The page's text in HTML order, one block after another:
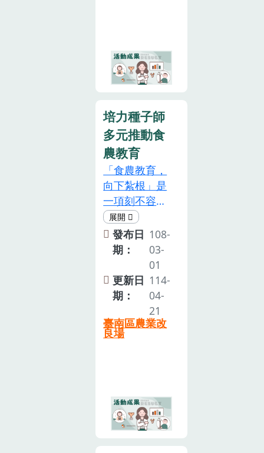
目標為核心推
動方針，亦即
全民共同實
飲食及支持國
產農產品，促
進在地經濟及
農業之發展！
培力種子師
多元推動食
農教育
「食農教育，
向下紮根」是
一項刻不容
緩，且需長期
深耕的政策！
農委會為呼應
提高糧食自給
率、減少糧食
浪費、穩定供
應安全糧食等
全民訴求，期
望透過對於飲
產、友善環
境、食物選擇
等飲食及農業
發布日
期：
108-
03-
01
更新日
期：
114-
04-
21
臺南區農業改
良場